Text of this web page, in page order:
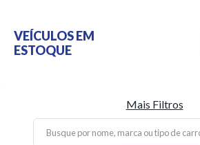
VEÍCULOS EM
ESTOQUE
Mais Filtros